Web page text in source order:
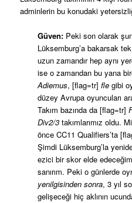
adminlerin bu konudaki
Güven: Peki son olarak
Lüksemburg’a bakarsak
uzun zamandır hep aynı
ise o zamandan bu yana
Adiemus, [flag=tr]fle gibi
düzey Avrupa oyuncuları
Takım bazında da [flag=tr]
Div2/3 takımlarımız oldu.
önce CC11 Qualifiers’ta
Şimdi Lüksemburg’la
ezici bir skor elde
sanırım. Peki o günlerde
yenilgisinden sonra, 3 yıl
gelişeceği hiç aklının